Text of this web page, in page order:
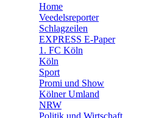
🛒 Shoppingwelt
Home
Veedelsreporter
Schlagzeilen
EXPRESS E-Paper
1. FC Köln
Köln
Sport
Promi und Show
Kölner Umland
NRW
Politik und Wirtschaft